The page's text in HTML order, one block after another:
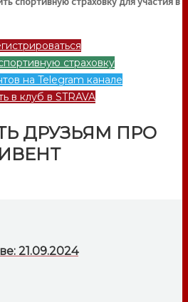
страховку
на Telegram канале
в клуб в STRAVA
ДРУЗЬЯМ ПРО
ИВЕНТ
21.09.2024